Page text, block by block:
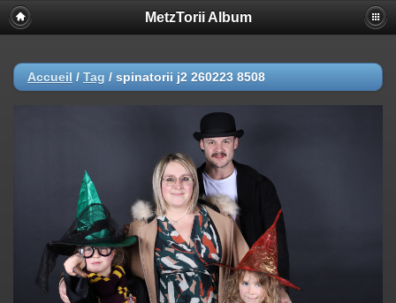
MetzTorii Album
Accueil / Tag / spinatorii j2 260223 8508